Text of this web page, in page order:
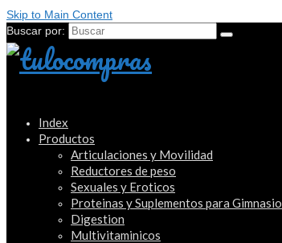
Skip to Main Content
Buscar por:
Index
Productos
Articulaciones y Movilidad
Reductores de peso
Sexuales y Eroticos
Proteinas y Suplementos para Gimnasio
Digestion
Multivitaminicos